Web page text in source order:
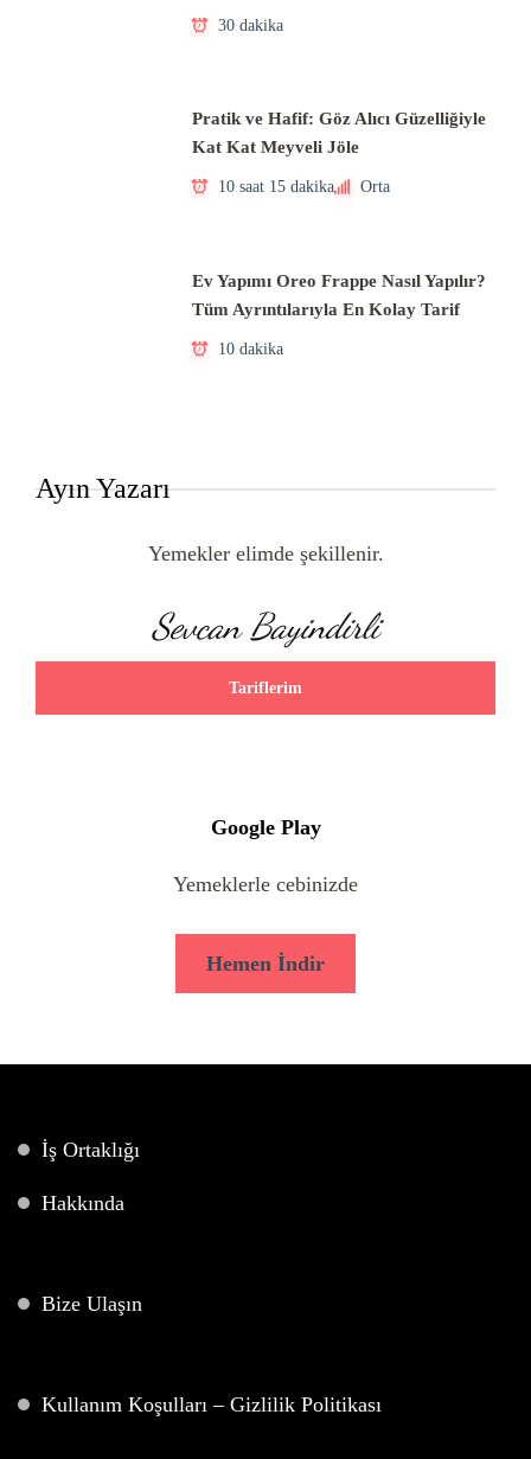
30 dakika
Pratik ve Hafif: Göz Alıcı Güzelliğiyle
Kat Kat Meyveli Jöle
10 saat 15 dakika Orta
Ev Yapımı Oreo Frappe Nasıl Yapılır?
Tüm Ayrıntılarıyla En Kolay Tarif
10 dakika
Ayın Yazarı
Yemekler elimde şekillenir.
Sevcan Bayindirli
Tariflerim
Google Play
Yemeklerle cebinizde
Hemen İndir
İş Ortaklığı
Hakkında
Bize Ulaşın
Kullanım Koşulları – Gizlilik Politikası